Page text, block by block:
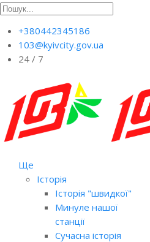
+380442345186
103@kyivcity.gov.ua
24 / 7
Ще
Історія
Історія "швидкої"
Минуле нашої
станції
Сучасна історія